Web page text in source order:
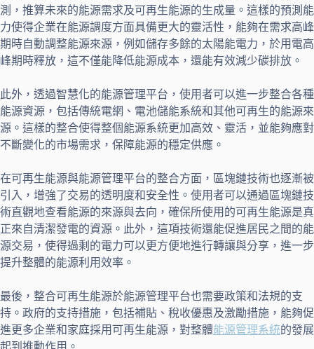
測，推算未來的能源需求及可再生能源的生成量。這樣的預測能
力使得企業在能源調度方面具備更大的靈活性，能夠在需求高峰
期時自動調整能源來源，例如儲存多餘的太陽能電力，於用電高
峰期時釋放，這不僅能降低能源成本，還能有效減少碳排放。
此外，透過智慧化的能源管理平台，使用者可以進一步整合各種
能源資源，包括傳統電網、電池儲能系統和其他可再生的能源來
源。這樣的整合使得整個能源系統更加高效、靈活，並能夠應對
不斷變化的市場需求，保障能源的穩定供應。
在可再生能源與能源管理平台的整合方面，區塊鏈技術也逐漸被
引入，增強了交易的透明度和安全性。使用者可以通過區塊鏈技
術直觀地查看能源的來源與去向，確保所使用的可再生能源是真
正來自清潔發電的資源。此外，這項技術還能促進居民之間的能
源交易，使得過剩的電力可以更方便地進行轉讓與分享，進一步
提升整體的能源利用效率。
最後，整合可再生能源於能源管理平台也需要政策和法規的支
持。政府的支持措施，包括補貼、稅收優惠及激勵措施，能夠促
進更多企業和家庭採用可再生能源，對整體能源管理系統的發展
起到推動作用。